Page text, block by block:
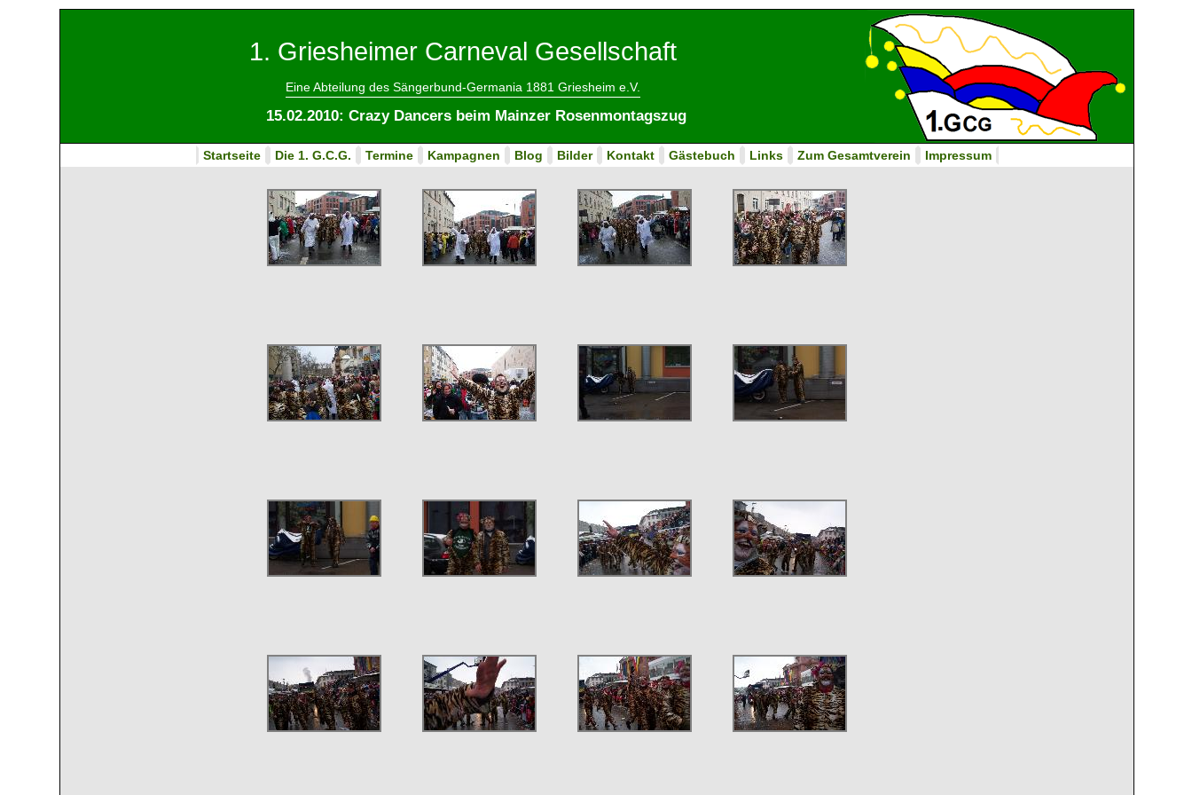
1. Griesheimer Carneval Gesellschaft
Eine Abteilung des Sängerbund-Germania 1881 Griesheim e.V.
15.02.2010: Crazy Dancers beim Mainzer Rosenmontagszug
Startseite Die 1. G.C.G. Termine Kampagnen Blog Bilder Kontakt Gästebuch Links Zum Gesamtverein Impressum